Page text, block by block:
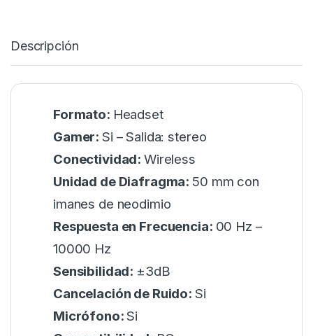
Descripción
Formato: Headset
Gamer:Si – Salida: stereo
Conectividad:Wireless
Unidad de Diafragma: 50 mm con
imanes de neodimio
Respuesta en Frecuencia: 00 Hz –
10000 Hz
Sensibilidad: ±3dB
Cancelación de Ruido: Si
Micrófono:Si